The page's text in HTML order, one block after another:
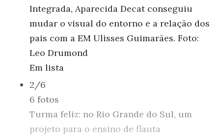
Integrada, Aparecida Decat conseguiu
mudar o visual do entorno e a relação dos
pais com a EM Ulisses Guimarães. Foto:
Leo Drumond
Em lista
2/6
6 fotos
Turma feliz: no Rio Grande do Sul, um
projeto para o ensino de flauta